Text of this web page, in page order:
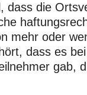
dass die
mehr oder
dass es
gab,